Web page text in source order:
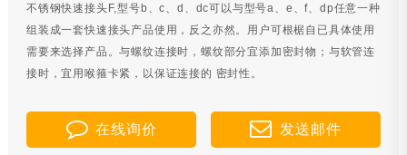
不锈钢快速接头F,型号b、c、d、dc可以与型号a、e、f、dp任意一种
组装成一套快速接头产品使用，反之亦然。用户可根椐自已具体使用
需要来选择产品。与螺纹连接时，螺纹部分宜添加密封物；与软管连
接时，宜用喉箍卡紧，以保证连接的 密封性。
在线询价 发送邮件